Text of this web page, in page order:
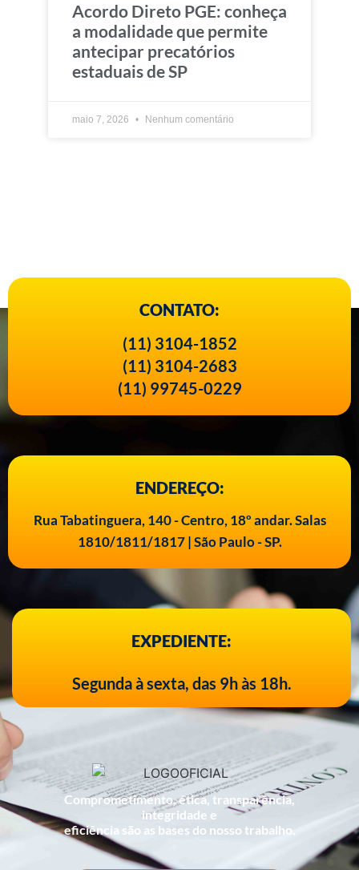
Acordo Direto PGE: conheça
a modalidade que permite
antecipar precatórios
estaduais de SP
maio 7, 2026 Nenhum comentário
CONTATO:
(11) 3104-1852
(11) 3104-2683
(11) 99745-0229
ENDEREÇO:
Rua Tabatinguera, 140 - Centro, 18º andar. Salas
1810/1811/1817 | São Paulo - SP.
EXPEDIENTE:
Segunda à sexta, das 9h às 18h.
Comprometimento, ética, transparência,
integridade e
eficiência são as bases do nosso trabalho.